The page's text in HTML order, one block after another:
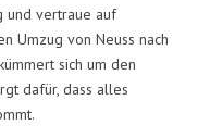
und vertraue auf
Umzug von Neuss nach
sich um den
dafür, dass alles